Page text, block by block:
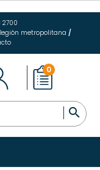
2700
metropolitana /
0
